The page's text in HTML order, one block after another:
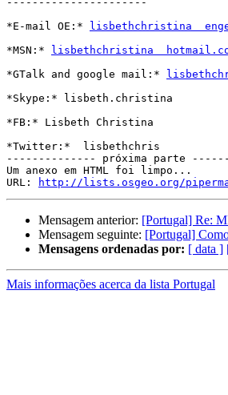
*E-mail OE:*
lisbethchristina
*MSN:*
lisbethchristina
*GTalk and google mail:*
*Skype:* lisbeth.christina
*FB:* Lisbeth Christina
*Twitter:*  lisbethchris
-------------- próxima parte
Um anexo em HTML foi limpo...
URL:
http://lists.osgeo.org/
Mensagem anterior: [Portugal] Re:
Mensagem seguinte: [Portugal]
Mensagens ordenadas por: [ data ]
Mais informações acerca da lista Portugal